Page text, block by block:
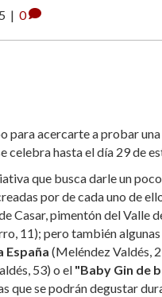
| 0
para acercarte a probar una
celebra hasta el día 29 de
que busca darle un
por de cada uno de
Casar, pimentón del Valle
11); pero también
España (Meléndez Valdés,
53) o el "Baby Gin de
que se podrán degustar